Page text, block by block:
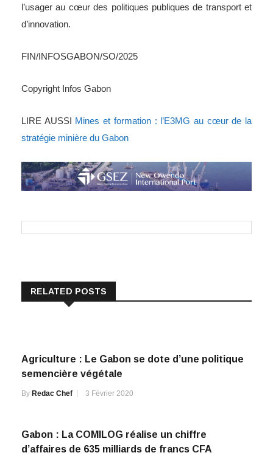
l’usager au cœur des politiques publiques de transport et
d’innovation.
FIN/INFOSGABON/SO/2025
Copyright Infos Gabon
LIRE AUSSI Mines et formation : l’E3MG au cœur de la
stratégie minière du Gabon
RELATED POSTS
Agriculture : Le Gabon se dote d’une politique
semencière végétale
By Redac Chef 3 Février 2020
Gabon : La COMILOG réalise un chiffre
d’affaires de 635 milliards de francs CFA